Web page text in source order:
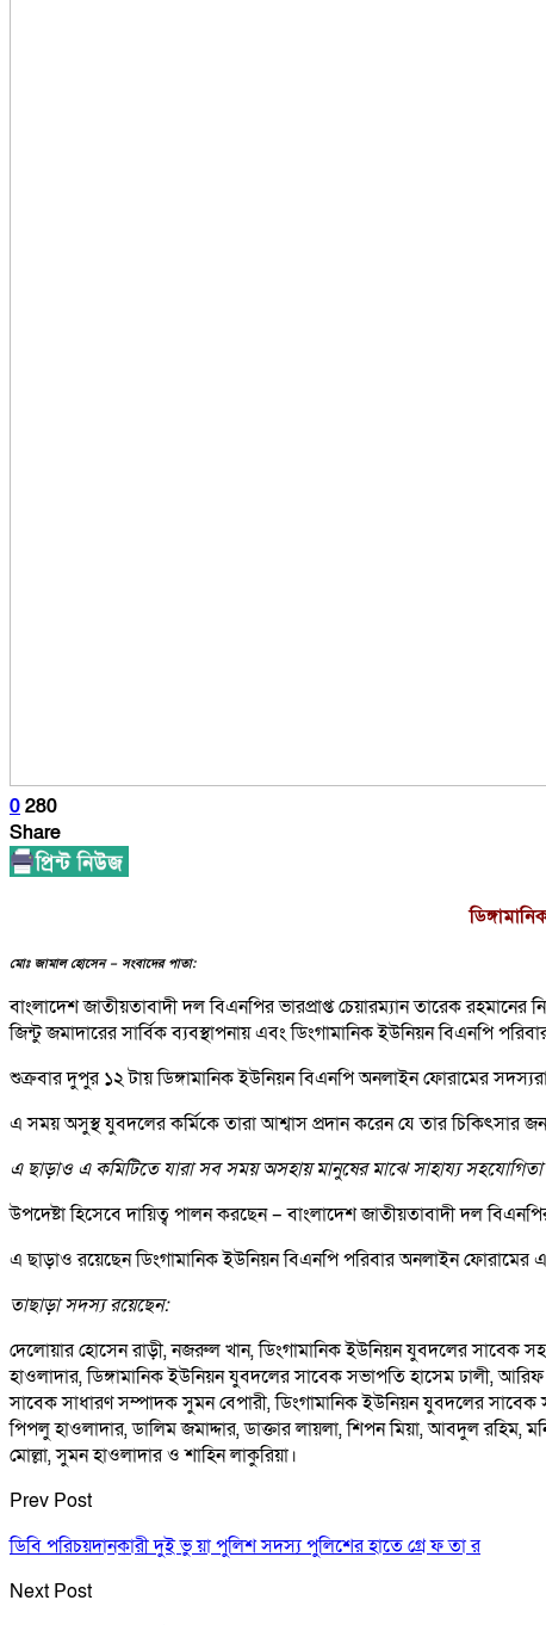
0280
Share
মোঃ জামাল হোসেন – সংবাদের পাতা:
বাংলাদেশ জাতীয়তাবাদী দল বিএনপির ভারপ্রাপ্ত চেয়ারম্যান তারেক
জিন্টু জমাদারের সার্বিক ব্যবস্থাপনায় এবং ডিংগামানিক ইউনিয়ন বিএনপি
শুক্রবার দুপুর ১২ টায় ডিঙ্গামানিক ইউনিয়ন বিএনপি অনলাইন ফোরামের
এ সময় অসুস্থ যুবদলের কর্মিকে তারা আশ্বাস প্রদান করেন যে তার চিকিৎসার
এ ছাড়াও এ কমিটিতে যারা সব সময় অসহায় মানুষের মাঝে সাহায্য
উপদেষ্টা হিসেবে দায়িত্ব পালন করছেন – বাংলাদেশ জাতীয়তাবাদী দল
এ ছাড়াও রয়েছেন ডিংগামানিক ইউনিয়ন বিএনপি পরিবার অনলাইন
তাছাড়া সদস্য রয়েছেন:
দেলোয়ার হোসেন রাড়ী, নজরুল খান, ডিংগামানিক ইউনিয়ন যুবদলের সাবেক
হাওলাদার, ডিঙ্গামানিক ইউনিয়ন যুবদলের সাবেক সভাপতি হাসেম ঢালী,
সাবেক সাধারণ সম্পাদক সুমন বেপারী, ডিংগামানিক ইউনিয়ন যুবদলের
পিপলু হাওলাদার, ডালিম জমাদ্দার, ডাক্তার লায়লা, শিপন মিয়া, আবদুল রহিম,
মোল্লা, সুমন হাওলাদার ও শাহিন লাকুরিয়া।
Prev Post
ডিবি পরিচয়দানকারী দুই ভু য়া পুলিশ সদস্য পুলিশের হাতে গ্রে ফ তা র
Next Post